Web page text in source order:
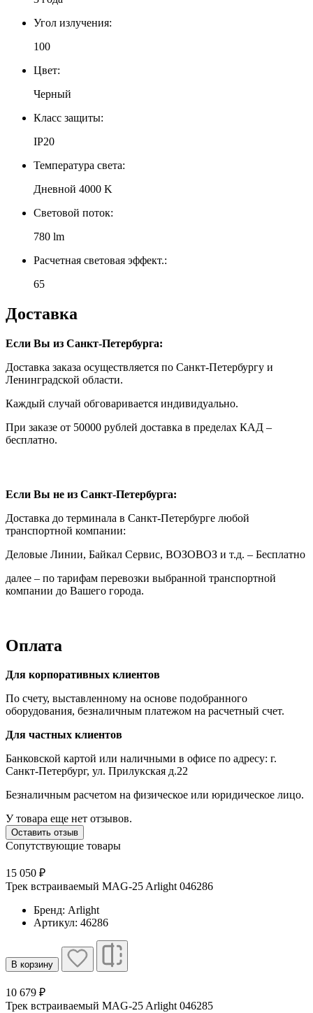
Угол излучения:
100
Цвет:
Черный
Класс защиты:
IP20
Температура света:
Дневной 4000 K
Световой поток:
780 lm
Расчетная световая эффект.:
65
Доставка
Если Вы из Санкт-Петербурга:
Доставка заказа осуществляется по Санкт-Петербургу и
Ленинградской области.
Каждый случай обговаривается индивидуально.
При заказе от 50000 рублей доставка в пределах КАД –
бесплатно.
Если Вы не из Санкт-Петербурга:
Доставка до терминала в Санкт-Петербурге любой
транспортной компании:
Деловые Линии, Байкал Сервис, ВОЗОВОЗ и т.д. – Бесплатно
далее – по тарифам перевозки выбранной транспортной
компании до Вашего города.
Оплата
Для корпоративных клиентов
По счету, выставленному на основе подобранного
оборудования, безналичным платежом на расчетный счет.
Для частных клиентов
Банковской картой или наличными в офисе по адресу: г.
Санкт-Петербург, ул. Прилукская д.22
Безналичным расчетом на физическое или юридическое лицо.
У товара еще нет отзывов.
Оставить отзыв
Сопутствующие товары
15 050 ₽
Трек встраиваемый MAG-25 Arlight 046286
Бренд: Arlight
Артикул: 46286
В корзину
10 679 ₽
Трек встраиваемый MAG-25 Arlight 046285